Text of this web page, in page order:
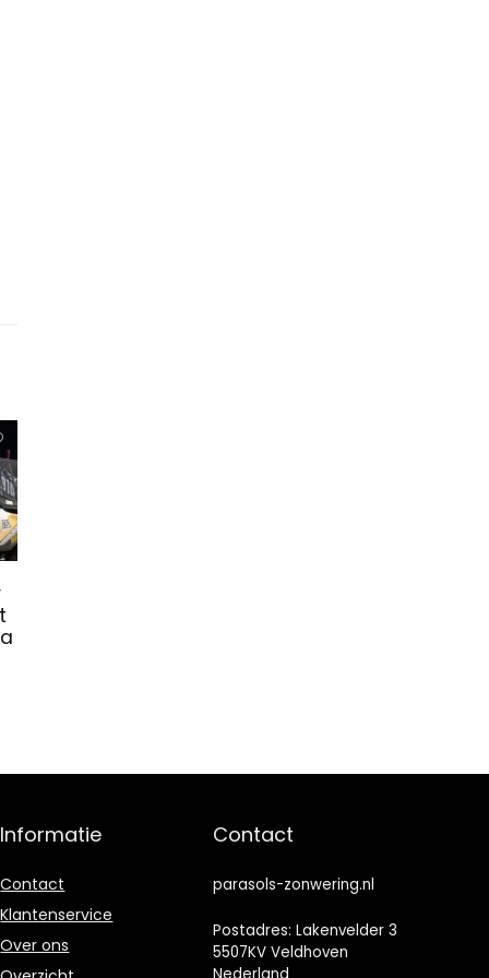
Informatie
Contact
Klantenservice
Over ons
Contact
parasols-zonwering.nl
Postadres: Lakenvelder 3
5507KV Veldhoven